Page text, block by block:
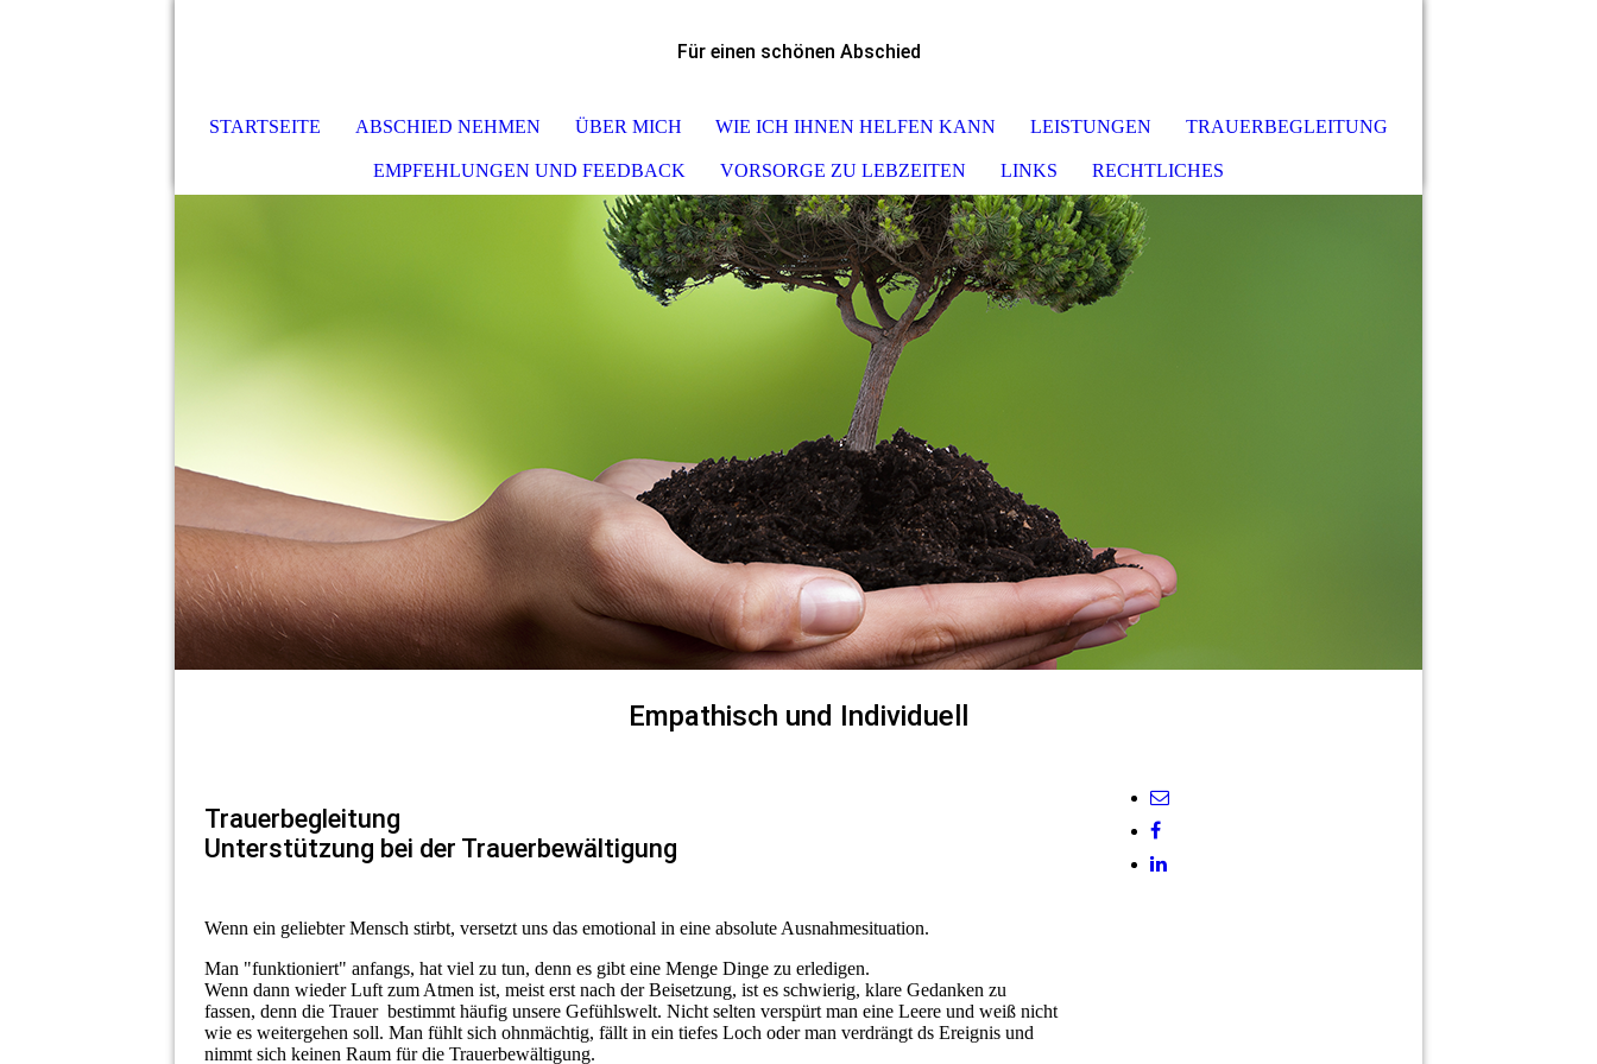
Für einen schönen Abschied
STARTSEITE ABSCHIED NEHMEN ÜBER MICH WIE ICH IHNEN HELFEN KANN LEISTUNGEN TRAUERBEGLEITUNG
EMPFEHLUNGEN UND FEEDBACK VORSORGE ZU LEBZEITEN LINKS RECHTLICHES
Empathisch und Individuell
Trauerbegleitung
Unterstützung bei der Trauerbewältigung
Wenn ein geliebter Mensch stirbt, versetzt uns das emotional in eine absolute Ausnahmesituation.
Man "funktioniert" anfangs, hat viel zu tun, denn es gibt eine Menge Dinge zu erledigen.
Wenn dann wieder Luft zum Atmen ist, meist erst nach der Beisetzung, ist es schwierig, klare Gedanken zu
fassen, denn die Trauer bestimmt häufig unsere Gefühlswelt. Nicht selten verspürt man eine Leere und weiß nicht
wie es weitergehen soll. Man fühlt sich ohnmächtig, fällt in ein tiefes Loch oder man verdrängt ds Ereignis und
nimmt sich keinen Raum für die Trauerbewältigung.